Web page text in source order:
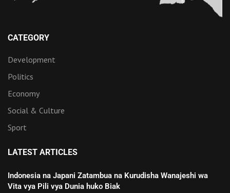
CATEGORY
Development
Politics
Economy
Social & Culture
Sport
LATEST ARTICLES
Indonesia na Japani Zatambua na Kurudisha Wanajeshi wa
Vita vya Pili vya Dunia huko Biak